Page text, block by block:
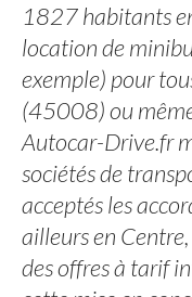
1827 habitants
location de
exemple) pour
(45008) ou
Autocar-Drive.fr
sociétés de
acceptés les
ailleurs en
des offres à tarif